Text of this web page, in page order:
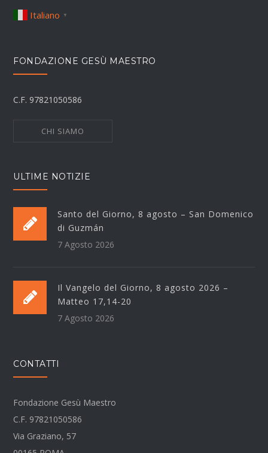
Italiano ▼
FONDAZIONE GESÙ MAESTRO
C.F. 97821050586
CHI SIAMO
ULTIME NOTIZIE
Santo del Giorno, 8 agosto – San Domenico
di Guzmán
7 Agosto 2026
Il Vangelo del Giorno, 8 agosto 2026 –
Matteo 17,14-20
7 Agosto 2026
CONTATTI
Fondazione Gesù Maestro
C.F. 97821050586
Via Graziano, 57